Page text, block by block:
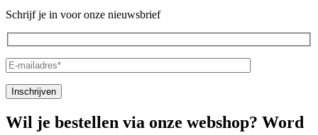
Schrijf je in voor onze nieuwsbrief
Wil je bestellen via onze webshop? Word